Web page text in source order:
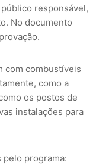
responsável,
No documento
com combustíveis
como a
os postos de
instalações para
pelo programa: